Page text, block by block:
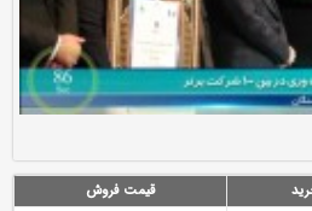
ایران از اقدامات مدیرعامل بیمه
مشتریان بانک ها در مورد
قیمت فروش